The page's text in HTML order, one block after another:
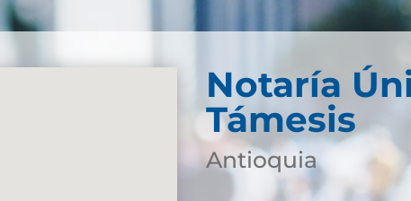
Notaría
Támesis
Antioquia